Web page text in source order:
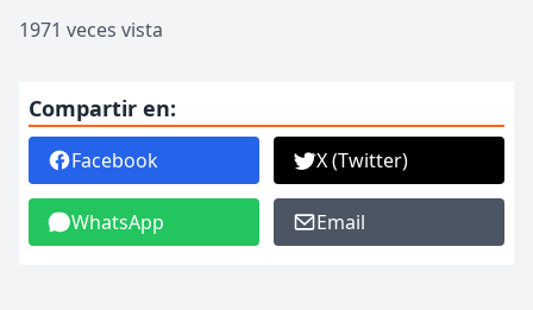
1971 veces vista
Compartir en:
Facebook X (Twitter)
WhatsApp Email